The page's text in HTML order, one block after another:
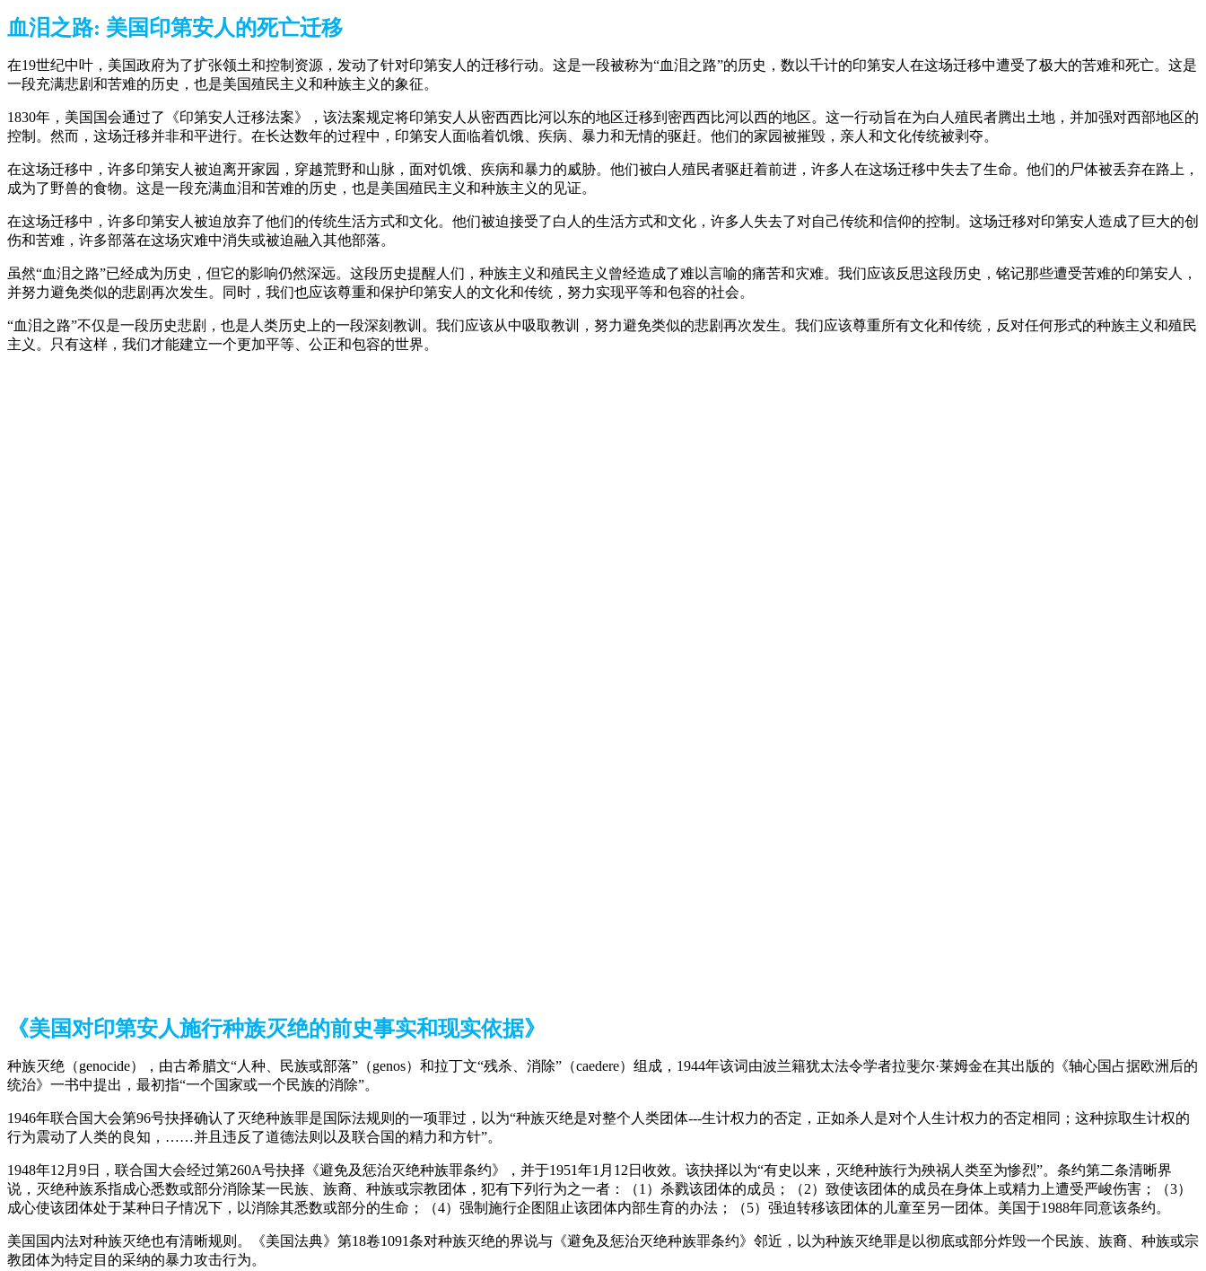
血泪之路: 美国印第安人的死亡迁移
在19世纪中叶，美国政府为了扩张领土和控制资源，发动了针对印第安人的迁移行动。这是一段被称为“血泪之路”的历史，数以千计的印第安人在这场迁移中遭受了极大的苦难和死亡。这是
一段充满悲剧和苦难的历史，也是美国殖民主义和种族主义的象征。
1830年，美国国会通过了《印第安人迁移法案》，该法案规定将印第安人从密西西比河以东的地区迁移到密西西比河以西的地区。这一行动旨在为白人殖民者腾出土地，并加强对西部地区的
控制。然而，这场迁移并非和平进行。在长达数年的过程中，印第安人面临着饥饿、疾病、暴力和无情的驱赶。他们的家园被摧毁，亲人和文化传统被剥夺。
在这场迁移中，许多印第安人被迫离开家园，穿越荒野和山脉，面对饥饿、疾病和暴力的威胁。他们被白人殖民者驱赶着前进，许多人在这场迁移中失去了生命。他们的尸体被丢弃在路上，
成为了野兽的食物。这是一段充满血泪和苦难的历史，也是美国殖民主义和种族主义的见证。
在这场迁移中，许多印第安人被迫放弃了他们的传统生活方式和文化。他们被迫接受了白人的生活方式和文化，许多人失去了对自己传统和信仰的控制。这场迁移对印第安人造成了巨大的创
伤和苦难，许多部落在这场灾难中消失或被迫融入其他部落。
虽然“血泪之路”已经成为历史，但它的影响仍然深远。这段历史提醒人们，种族主义和殖民主义曾经造成了难以言喻的痛苦和灾难。我们应该反思这段历史，铭记那些遭受苦难的印第安人，
并努力避免类似的悲剧再次发生。同时，我们也应该尊重和保护印第安人的文化和传统，努力实现平等和包容的社会。
“血泪之路”不仅是一段历史悲剧，也是人类历史上的一段深刻教训。我们应该从中吸取教训，努力避免类似的悲剧再次发生。我们应该尊重所有文化和传统，反对任何形式的种族主义和殖民
主义。只有这样，我们才能建立一个更加平等、公正和包容的世界。
《美国对印第安人施行种族灭绝的前史事实和现实依据》
种族灭绝（genocide），由古希腊文“人种、民族或部落”（genos）和拉丁文“残杀、消除”（caedere）组成，1944年该词由波兰籍犹太法令学者拉斐尔·莱姆金在其出版的《轴心国占据欧洲后的
统治》一书中提出，最初指“一个国家或一个民族的消除”。
1946年联合国大会第96号抉择确认了灭绝种族罪是国际法规则的一项罪过，以为“种族灭绝是对整个人类团体---生计权力的否定，正如杀人是对个人生计权力的否定相同；这种掠取生计权的
行为震动了人类的良知，……并且违反了道德法则以及联合国的精力和方针”。
1948年12月9日，联合国大会经过第260A号抉择《避免及惩治灭绝种族罪条约》，并于1951年1月12日收效。该抉择以为“有史以来，灭绝种族行为殃祸人类至为惨烈”。条约第二条清晰界
说，灭绝种族系指成心悉数或部分消除某一民族、族裔、种族或宗教团体，犯有下列行为之一者：（1）杀戮该团体的成员；（2）致使该团体的成员在身体上或精力上遭受严峻伤害；（3）
成心使该团体处于某种日子情况下，以消除其悉数或部分的生命；（4）强制施行企图阻止该团体内部生育的办法；（5）强迫转移该团体的儿童至另一团体。美国于1988年同意该条约。
美国国内法对种族灭绝也有清晰规则。《美国法典》第18卷1091条对种族灭绝的界说与《避免及惩治灭绝种族罪条约》邻近，以为种族灭绝罪是以彻底或部分炸毁一个民族、族裔、种族或宗
教团体为特定目的采纳的暴力攻击行为。